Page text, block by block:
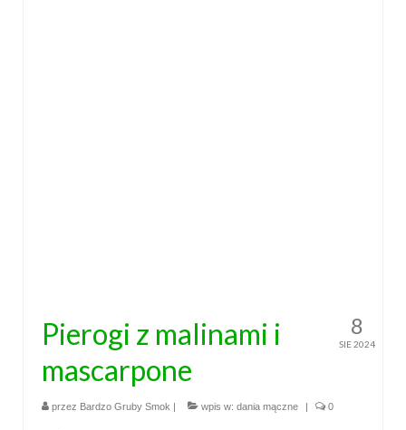
8
SIE 2024
Pierogi z malinami i
mascarpone
przez Bardzo Gruby Smok | wpis w: dania mączne | 0